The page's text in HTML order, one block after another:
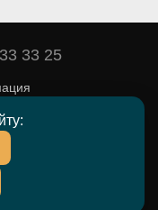
33 25
животноводства.